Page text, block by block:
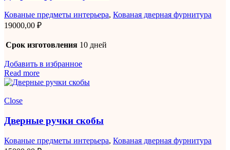
Кованые предметы интерьера, Кованая дверная фурнитура
19000,00 ₽
Срок изготовления 10 дней
Добавить в избранное
Read more
Close
Дверные ручки скобы
Кованые предметы интерьера, Кованая дверная фурнитура